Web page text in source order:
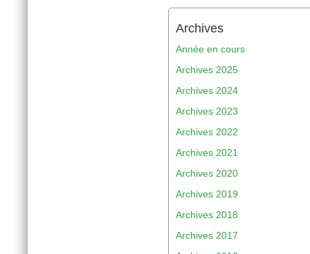
Archives
Année en cours
Archives 2025
Archives 2024
Archives 2023
Archives 2022
Archives 2021
Archives 2020
Archives 2019
Archives 2018
Archives 2017